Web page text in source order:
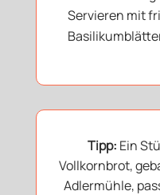
Servieren mit
Tipp: Ein
Vollkornbrot,
Adlermühle,